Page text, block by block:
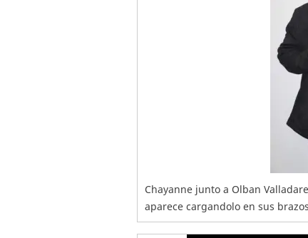
Chayanne junto a Olban
aparece cargandolo en sus